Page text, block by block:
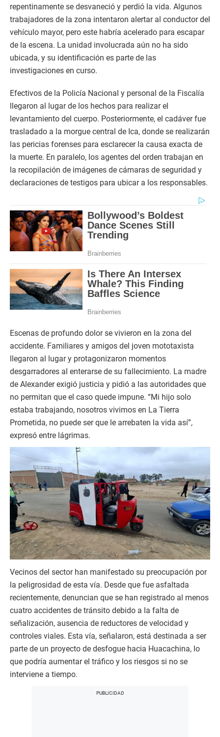
repentinamente se desvaneció y perdió la vida. Algunos
trabajadores de la zona intentaron alertar al conductor del
vehículo mayor, pero este habría acelerado para escapar
de la escena. La unidad involucrada aún no ha sido
ubicada, y su identificación es parte de las
investigaciones en curso.
Efectivos de la Policía Nacional y personal de la Fiscalía
llegaron al lugar de los hechos para realizar el
levantamiento del cuerpo. Posteriormente, el cadáver fue
trasladado a la morgue central de Ica, donde se realizarán
las pericias forenses para esclarecer la causa exacta de
la muerte. En paralelo, los agentes del orden trabajan en
la recopilación de imágenes de cámaras de seguridad y
declaraciones de testigos para ubicar a los responsables.
Escenas de profundo dolor se vivieron en la zona del
accidente. Familiares y amigos del joven mototaxista
llegaron al lugar y protagonizaron momentos
desgarradores al enterarse de su fallecimiento. La madre
de Alexander exigió justicia y pidió a las autoridades que
no permitan que el caso quede impune. “Mi hijo solo
estaba trabajando, nosotros vivimos en La Tierra
Prometida, no puede ser que le arrebaten la vida así”,
expresó entre lágrimas.
Vecinos del sector han manifestado su preocupación por
la peligrosidad de esta vía. Desde que fue asfaltada
recientemente, denuncian que se han registrado al menos
cuatro accidentes de tránsito debido a la falta de
señalización, ausencia de reductores de velocidad y
controles viales. Esta vía, señalaron, está destinada a ser
parte de un proyecto de desfogue hacia Huacachina, lo
que podría aumentar el tráfico y los riesgos si no se
interviene a tiempo.